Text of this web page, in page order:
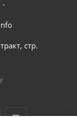
стр.